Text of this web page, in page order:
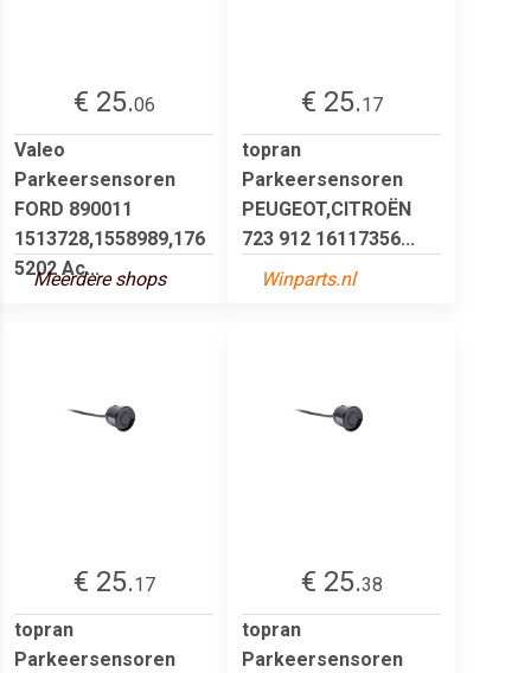
€ 25.06
Valeo
Parkeersensoren
FORD 890011
1513728,1558989,176
5202 Ac...
Meerdere shops
€ 25.17
topran
Parkeersensoren
PEUGEOT,CITROËN
723 912 16117356...
Winparts.nl
€ 25.17
topran
Parkeersensoren
€ 25.38
topran
Parkeersensoren